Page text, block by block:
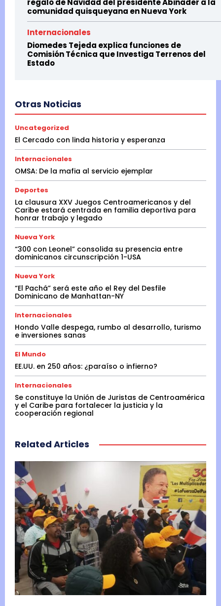
comunidad quisqueyana en Nueva York
Internacionales
Diomedes Tejeda explica funciones de
Comisión Técnica que Investiga Terrenos del
Estado
Otras Noticias
Uncategorized
El Cercado con linda historia y esperanza
Internacionales
OMSA: De la mafia al servicio ejemplar
Deportes
La clausura XXV Juegos Centroamericanos y del
Caribe estará centrada en familia deportiva para
honrar trabajo y legado
Nueva York
“300 con Leonel” consolida su presencia entre
dominicanos circunscripción 1-USA
Nueva York
“El Pachá” será este año el Rey del Desfile
Dominicano de Manhattan-NY
Internacionales
Hondo Valle despega, rumbo al desarrollo, turismo
e inversiones sanas
El Mundo
EE.UU. en 250 años: ¿paraíso o infierno?
Internacionales
Se constituye la Unión de Juristas de Centroamérica
y el Caribe para fortalecer la justicia y la
cooperación regional
Related Articles